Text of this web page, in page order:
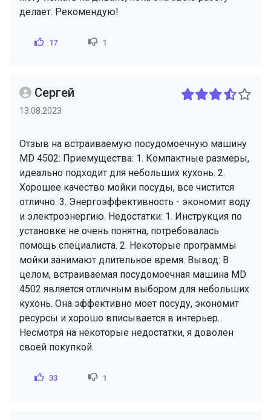
делает. Рекомендую!
17 1
Сергей
13.08.2023
Отзыв на встраиваемую посудомоечную машину
MD 4502: Приемущества: 1. Компактные размеры,
идеально подходит для небольших кухонь. 2.
Хорошее качество мойки посуды, все чистится
отлично. 3. Энергоэффективность - экономит воду
и электроэнергию. Недостатки: 1. Инструкция по
установке не очень понятна, потребовалась
помощь специалиста. 2. Некоторые программы
мойки занимают длительное время. Вывод: В
целом, встраиваемая посудомоечная машина MD
4502 является отличным выбором для небольших
кухонь. Она эффективно моет посуду, экономит
ресурсы и хорошо вписывается в интерьер.
Несмотря на некоторые недостатки, я доволен
своей покупкой.
33 1